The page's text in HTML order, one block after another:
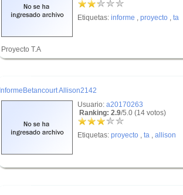
Etiquetas: informe , proyecto , ta
Proyecto T.A
InformeBetancourt Allison2142
Usuario: a20170263
Ranking: 2.9/5.0 (14 votos)
Etiquetas: proyecto , ta , allison